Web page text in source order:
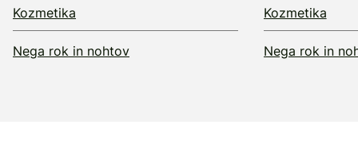
Kozmetika
Nega rok in nohtov
Kozmetika
Nega rok in